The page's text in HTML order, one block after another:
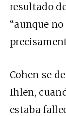
resultado
“aunque no
Cohen se
Ihlen,
estaba